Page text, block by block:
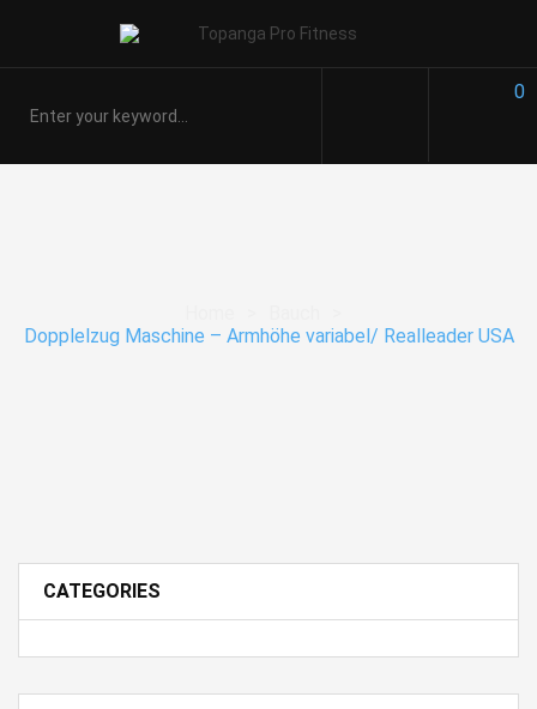
0
Dopplelzug Maschine – Armhöhe variabel/ Realleader USA
CATEGORIES